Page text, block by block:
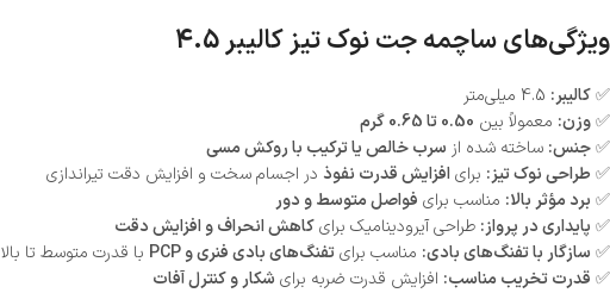
ویژگی‌های ساچمه جت نوک تیز کالیبر 4.5
✅کالیبر:
✅وزن: معمولاً بین 0.50 تا 0.65 گرم
✅جنس: ساخته شده از سرب خالص یا ترکیب با روکش مسی
✅ طراحی نوک تیز: برای افزایش قدرت نفوذ در اجسام سخت و افزایش دقت تیراندازی
✅ برد مؤثر بالا: مناسب برای فواصل متوسط و دور
✅ پایداری در پرواز: طراحی آیرودینامیک برایکاهش انحراف و افزایش دقت
✅ سازگار با تفنگ‌های بادی: مناسب برایتفنگ‌های بادی فنری و PCP
با قدرت متوسط تا بالا
✅ قدرت تخریب مناسب: افزایش قدرت ضربه برای شکار و کنترل آفات